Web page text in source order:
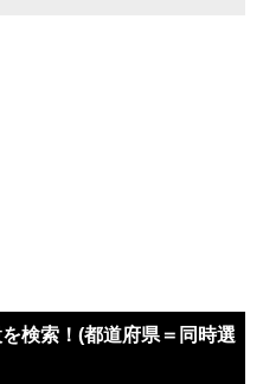
検索！(都道府県＝同時選